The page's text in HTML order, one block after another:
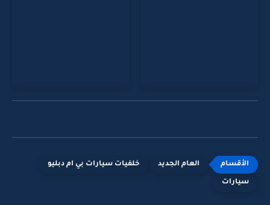
العام الجديد خلفيات سيارات بي ام دبليو
سيارات